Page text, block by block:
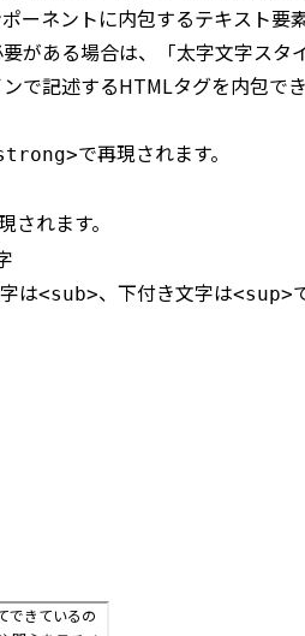
ーネントに内包するテキスト
がある場合は、「太字文字スタ
で記述するHTMLタグを内包で
で再現されます。
されます。
は<sub>、下付き文字は<sup>